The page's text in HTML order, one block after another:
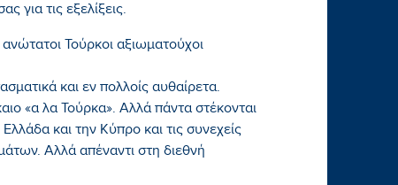
για τις εξελίξεις.
Τούρκοι αξιωματούχοι
και εν πολλοίς αυθαίρετα.
«α λα Τούρκα». Αλλά πάντα στέκονται
και την Κύπρο και τις συνεχείς
Αλλά απέναντι στη διεθνή